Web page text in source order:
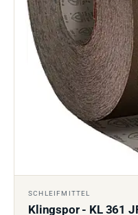
SCHLEIFMITTEL
Klingspor - KL 361